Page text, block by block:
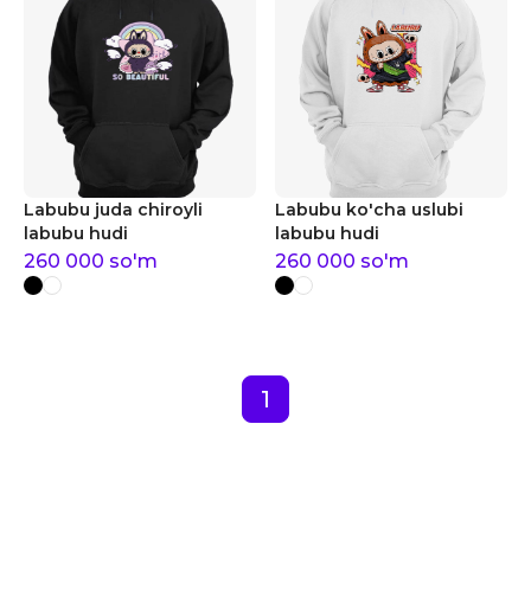
Labubu juda chiroyli
labubu hudi
260 000 so'm
Labubu ko'cha uslubi
labubu hudi
260 000 so'm
1